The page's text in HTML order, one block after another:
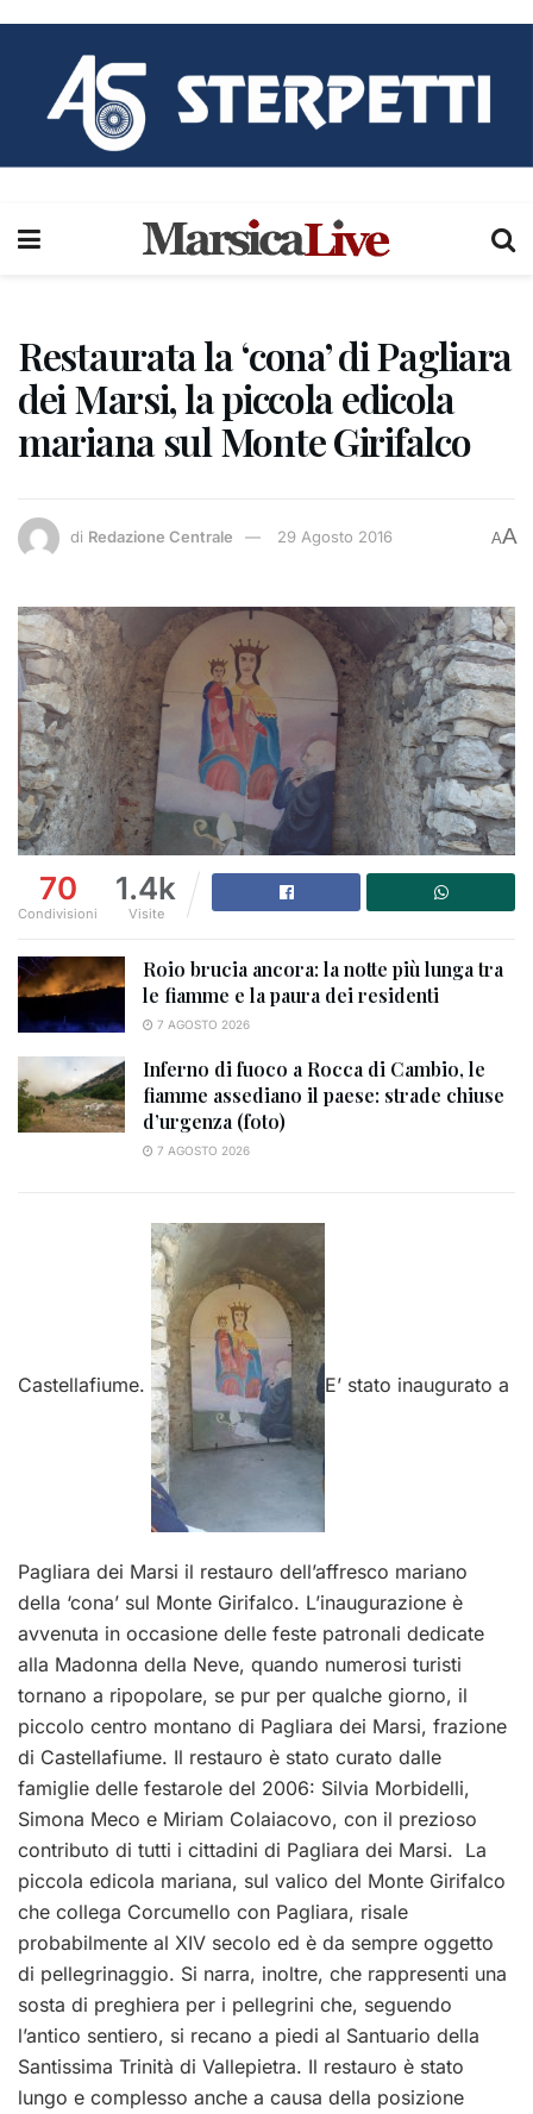
Restaurata la ‘cona’ di Pagliara
dei Marsi, la piccola edicola
mariana sul Monte Girifalco
di Redazione Centrale 29 Agosto 2016 AA
70
Condivisioni
1.4k
Visite
Roio brucia ancora: la notte più lunga tra
le fiamme e la paura dei residenti
7 AGOSTO 2026
Inferno di fuoco a Rocca di Cambio, le
fiamme assediano il paese: strade chiuse
d’urgenza (foto)
7 AGOSTO 2026
Castellafiume. E’ stato inaugurato a
Pagliara dei Marsi il restauro dell’affresco mariano
della ‘cona’ sul Monte Girifalco. L’inaugurazione è
avvenuta in occasione delle feste patronali dedicate
alla Madonna della Neve, quando numerosi turisti
tornano a ripopolare, se pur per qualche giorno, il
piccolo centro montano di Pagliara dei Marsi, frazione
di Castellafiume. Il restauro è stato curato dalle
famiglie delle festarole del 2006: Silvia Morbidelli,
Simona Meco e Miriam Colaiacovo, con il prezioso
contributo di tutti i cittadini di Pagliara dei Marsi. La
piccola edicola mariana, sul valico del Monte Girifalco
che collega Corcumello con Pagliara, risale
probabilmente al XIV secolo ed è da sempre oggetto
di pellegrinaggio. Si narra, inoltre, che rappresenti una
sosta di preghiera per i pellegrini che, seguendo
l’antico sentiero, si recano a piedi al Santuario della
Santissima Trinità di Vallepietra. Il restauro è stato
lungo e complesso anche a causa della posizione